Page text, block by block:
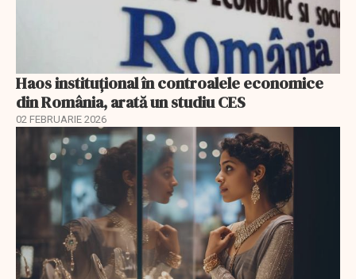
Haos instituțional în controalele economice
din România, arată un studiu CES
02 FEBRUARIE 2026